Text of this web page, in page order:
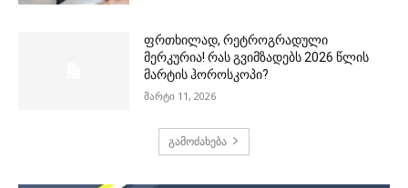
ფრთხილად, რეტროგრადული
მერკურია! რას გვიმზადებს 2026 წლის
მარტის ჰოროსკოპი?
მარტი 11, 2026
გამოძახება